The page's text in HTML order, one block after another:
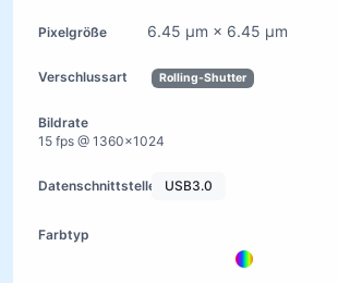
6.45 µm × 6.45 µm
Rolling-Shutter
15 fps @ 1360×1024
USB3.0